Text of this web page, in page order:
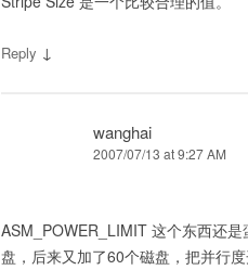
Reply ↓
wanghai
2007/07/13 at 9:27 AM
ASM_POWER_LIMIT 这个东西还
盘，后来又加了60个磁盘，把并行